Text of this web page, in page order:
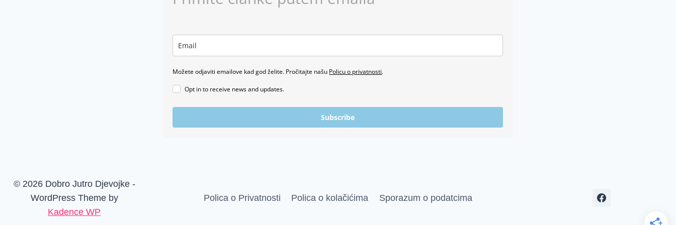
Možete odjaviti emailove kad god želite. Pročitajte našu Policu o privatnosti.
Opt in to receive news and updates.
Subscribe
© 2026 Dobro Jutro Djevojke -
WordPress Theme by
Kadence WP
Polica o Privatnosti Polica o kolačićima Sporazum o podatcima